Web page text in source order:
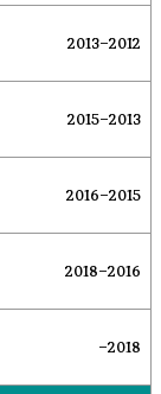
2012–2013
2013–2015
2015–2016
2016–2018
2018–